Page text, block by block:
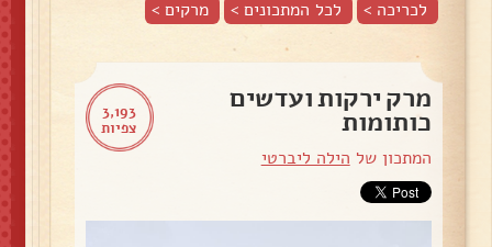
לכריכה > לכל המתכונים > מרקים>
3,193
צפיות
מרק ירקות ועדשים
כותומות
המתכון של הילה ליברטי